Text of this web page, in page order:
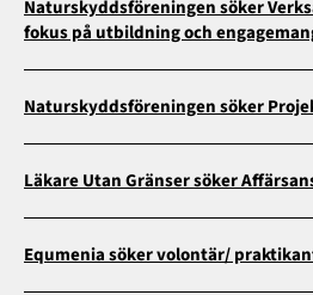
Naturskyddsföreningen söker
fokus på utbildning och
Naturskyddsföreningen söker
Läkare Utan Gränser söker
Equmenia söker volontär/